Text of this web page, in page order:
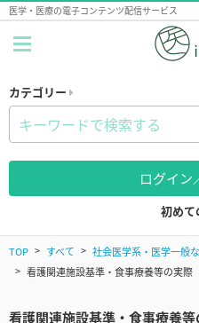
医学・医療の電子コンテンツ配信サービス
カテゴリー
ログイン
初めて
TOP すべて 社会医学系・医学一般
看護関連施設基準・食事療養等の実
看護関連施設基準・食事療養